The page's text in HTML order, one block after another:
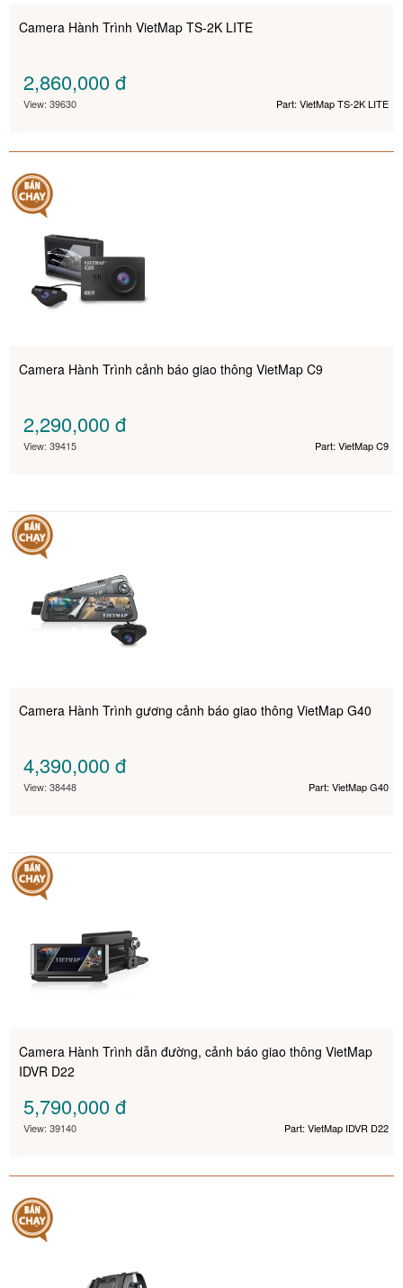
Camera Hành Trình VietMap TS-2K LITE
2,860,000đ
View: 39630 Part: VietMap TS-2K LITE
Camera Hành Trình cảnh báo giao thông VietMap C9
2,290,000đ
View: 39415 Part: VietMap C9
Camera Hành Trình gương cảnh báo giao thông VietMap G40
4,390,000đ
View: 38448 Part: VietMap G40
Camera Hành Trình dẫn đường, cảnh báo giao thông VietMap
IDVR D22
5,790,000đ
View: 39140 Part: VietMap IDVR D22